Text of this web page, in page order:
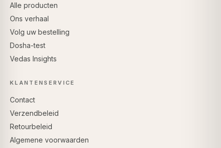
Alle producten
Ons verhaal
Volg uw bestelling
Dosha-test
Vedas Insights
KLANTENSERVICE
Contact
Verzendbeleid
Retourbeleid
Algemene voorwaarden